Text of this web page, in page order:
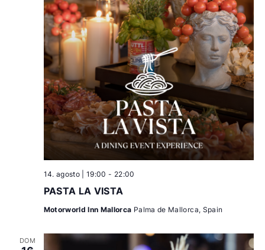
PASTA LA VISTA
14. agosto | 19:00 - 22:00
Motorworld Inn Mallorca Palma de Mallorca, Spain
DOM